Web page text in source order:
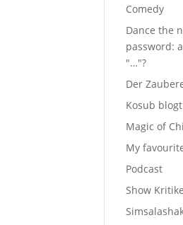
Comedy
Dance the
password:
"…"?
Der
Kosub blogt
Magic of
My
Podcast
Show